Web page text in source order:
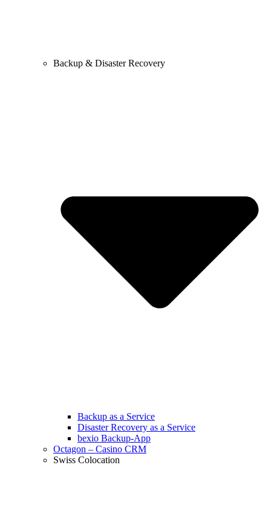
Backup & Disaster Recovery
Backup as a Service
Disaster Recovery as a Service
bexio Backup-App
Octagon – Casino CRM
Swiss Colocation